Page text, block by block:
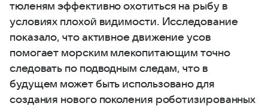
тюленям эффективно охотиться на рыбу в
условиях плохой видимости. Исследование
показало, что активное движение усов
помогает морским млекопитающим точно
следовать по подводным следам, что в
будущем может быть использовано для
создания нового поколения роботизированных